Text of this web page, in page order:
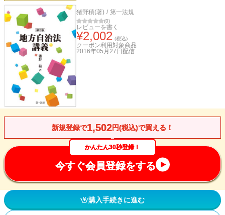
猪野積(著) / 第一法規
(0)
レビューを書く
¥2,002 (税込)
クーポン利用対象商品
2016年05月27日 配信
新規登録で1,502円(税込)で買える！
かんたん30秒登録！
今すぐ会員登録をする
購入手続きに進む